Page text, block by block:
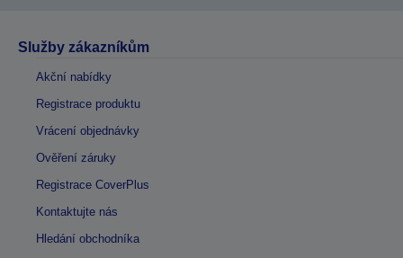
Služby zákazníkům
Akční nabídky
Registrace produktu
Vrácení objednávky
Ověření záruky
Registrace CoverPlus
Kontaktujte nás
Hledání obchodníka